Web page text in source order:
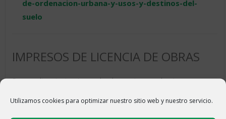
Utilizamos cookies para optimizar nuestro sitio web y nuestro servicio.
de-ordenacion-urbana-y-usos-y-destinos-del-
suelo
IMPRESOS DE LICENCIA DE OBRAS
Para pedir autorizaciones de obra, estos son los Impresos